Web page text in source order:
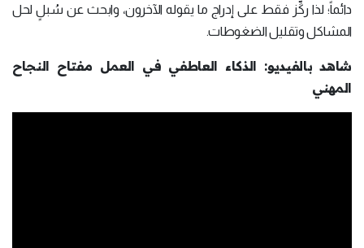
دائماً؛ لذا ركِّز فقط على إدراج ما يقوله الآخرون، وابحث عن سُبلٍ لحل
المشاكل وتقليل الضغوطات.
شاهد بالفيديو: الذكاء العاطفي في العمل مفتاح النجاح
المهني